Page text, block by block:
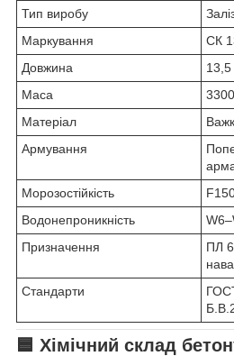
Тип виробу
Маркування
СК
Довжина
Маса
Матеріал
Армування
Морозостійкість
Водонепроникність
Призначення
ПЛ
Стандарти
🟦 Хімічний склад